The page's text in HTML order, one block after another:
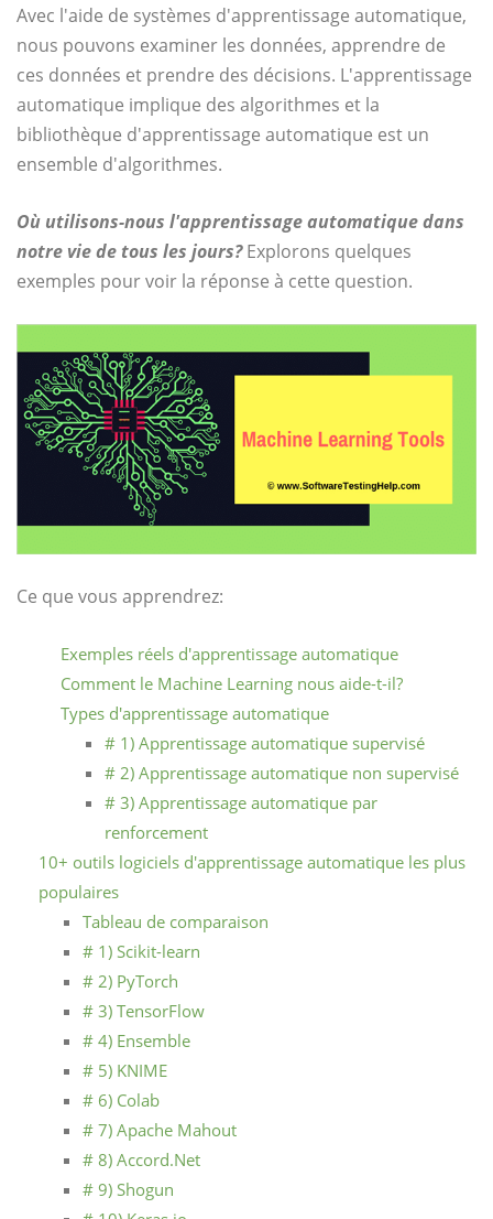
Avec l'aide de systèmes d'apprentissage automatique,
nous pouvons examiner les données, apprendre de
ces données et prendre des décisions. L'apprentissage
automatique implique des algorithmes et la
bibliothèque d'apprentissage automatique est un
ensemble d'algorithmes.
Où utilisons-nous l'apprentissage automatique dans
notre vie de tous les jours? Explorons quelques
exemples pour voir la réponse à cette question.
Ce que vous apprendrez:
Exemples réels d'apprentissage automatique
Comment le Machine Learning nous aide-t-il?
Types d'apprentissage automatique
# 1) Apprentissage automatique supervisé
# 2) Apprentissage automatique non supervisé
# 3) Apprentissage automatique par
renforcement
10+ outils logiciels d'apprentissage automatique les plus
populaires
Tableau de comparaison
# 1) Scikit-learn
# 2) PyTorch
# 3) TensorFlow
# 4) Ensemble
# 5) KNIME
# 6) Colab
# 7) Apache Mahout
# 8) Accord.Net
# 9) Shogun